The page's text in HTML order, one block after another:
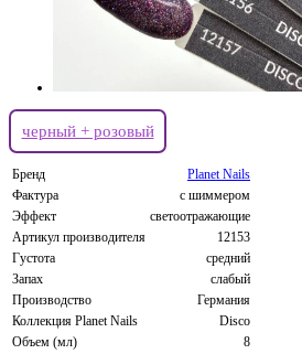
черный + розовый
Бренд
Planet Nails
Фактура
с шиммером
Эффект
светоотражающие
Артикул производителя
12153
Густота
средний
Запах
слабый
Производство
Германия
Коллекция Planet Nails
Disco
Объем (мл)
8